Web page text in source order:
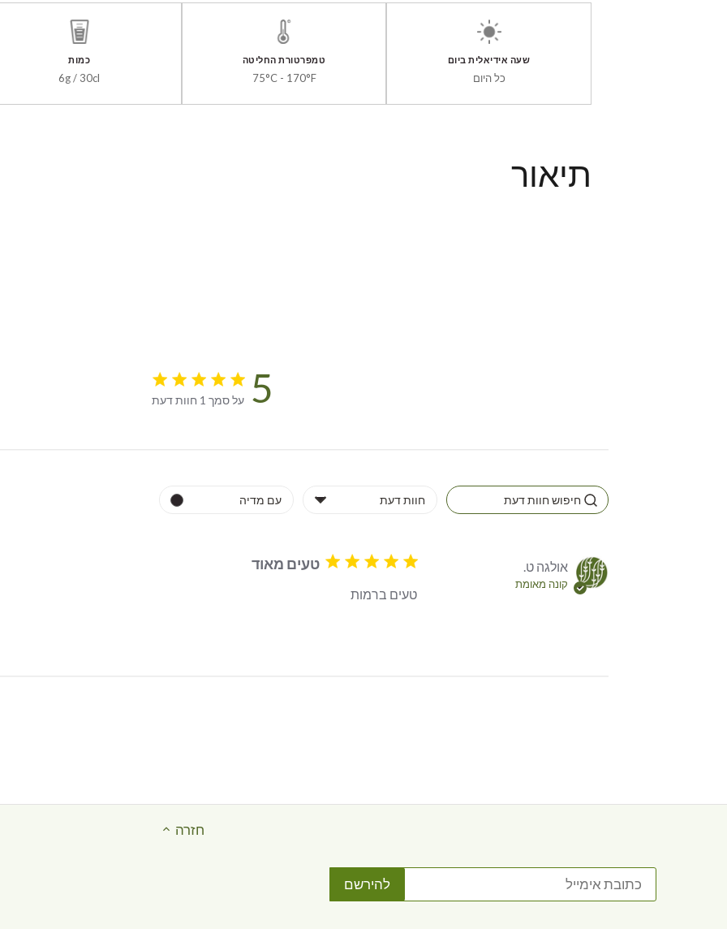
שעה אידיאלית ביום
כל היום
טמפרטורת החליטה
75°C - 170°F
כמות
6g / 30cl
תיאור
5
5 star rating
על סמך 1 חוות דעת
אולגה ט.
קונה מאומת
5 star rating טעים מאוד
טעים ברמותread more about review content
חזרה